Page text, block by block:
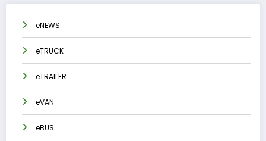
eNEWS
eTRUCK
eTRAILER
eVAN
eBUS